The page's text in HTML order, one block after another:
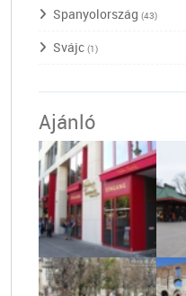
Spanyolország (43)
Svájc (1)
Ajánló